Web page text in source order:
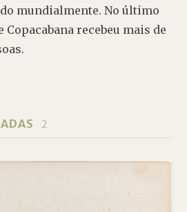
mundialmente. No último
recebeu mais de
2